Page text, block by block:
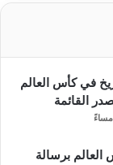
في كأس العالم
برسالة